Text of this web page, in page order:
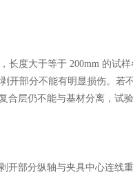
度大于等于 200mm 的试样
开部分不能有明显损伤。若
层仍不能与基材分离，试
部分纵轴与夹具中心连线